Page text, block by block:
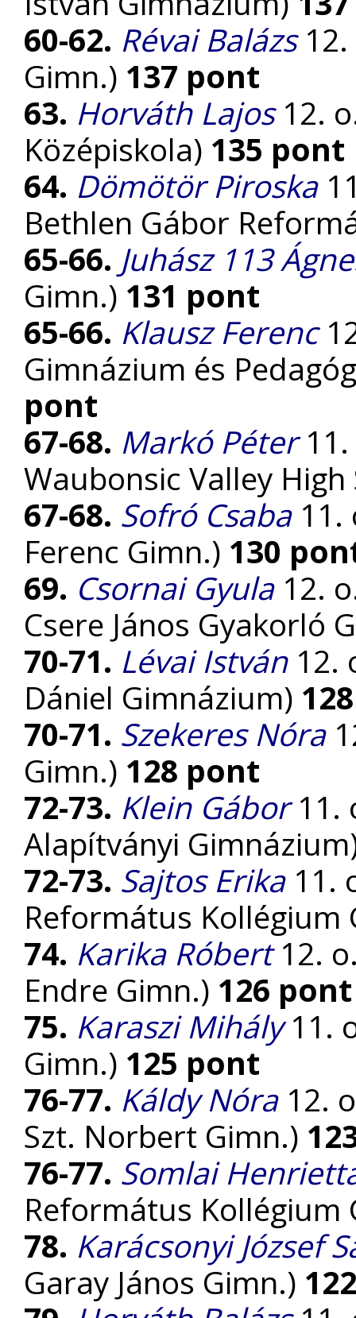
60-62. Révai Balázs12.
Gimn.) 137 pont
63. Horváth Lajos12.
Középiskola) 135 pont
64. Dömötör Piroska
Bethlen Gábor
65-66. Juhász 113
Gimn.) 131 pont
65-66. Klausz Ferenc
Gimnázium és
pont
67-68. Markó Péter11.
Waubonsic Valley
67-68. Sofró Csaba11.
Ferenc Gimn.) 130
69. Csornai Gyula12.
Csere János Gyakorló
70-71. Lévai István12.
Dániel Gimnázium)
70-71. Szekeres Nóra
Gimn.) 128 pont
72-73. Klein Gábor11.
Alapítványi
72-73. Sajtos Erika11.
Református
74. Karika Róbert12.
Endre Gimn.) 126 pont
75. Karaszi Mihály11.
Gimn.) 125 pont
76-77. Káldy Nóra12.
Szt. Norbert Gimn.)
76-77. Somlai
Református
78. Karácsonyi József
Garay János Gimn.)